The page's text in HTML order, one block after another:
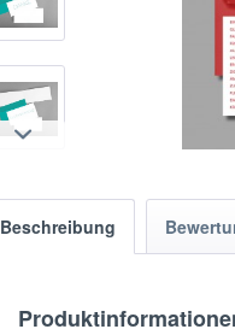
Beschreibung